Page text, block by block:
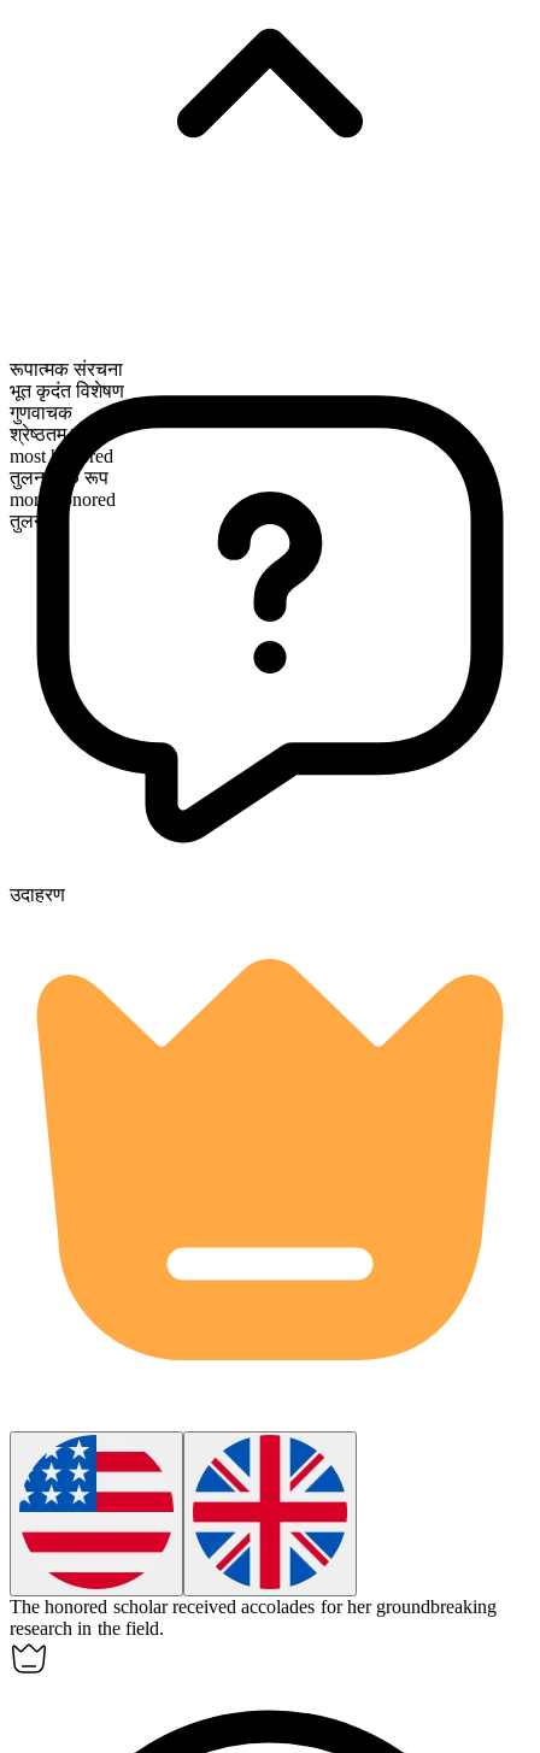
रूपात्मक संरचना
भूत कृदंत विशेषण
गुणवाचक
श्रेष्ठतम रूप
most honored
तुलनात्मक रूप
more honored
तुलनीय
उदाहरण
Thehonored scholar received accolades for her groundbreaking
research in the field.